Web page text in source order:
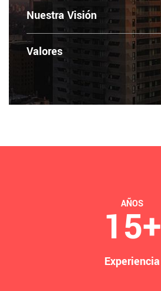
Nuestra Visión
Valores
AÑOS
Experiencia
15+